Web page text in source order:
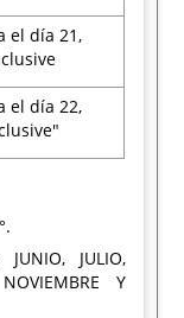
el día 21,
el día 22,
JUNIO, JULIO,
Y